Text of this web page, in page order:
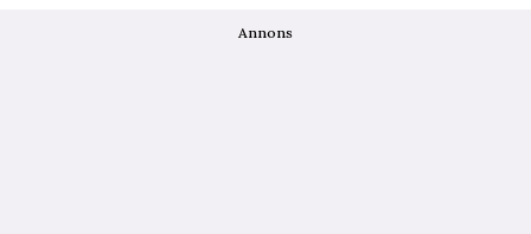
Annons